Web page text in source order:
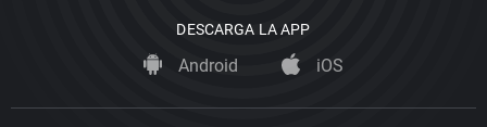
DESCARGA LA APP
Android iOS